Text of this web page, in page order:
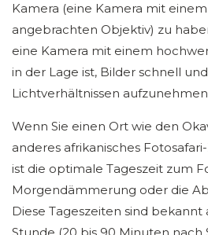
Kamera (eine Kamera mit
angebrachten Objektiv) zu
eine Kamera mit einem
in der Lage ist, Bilder schnell
Lichtverhältnissen
Wenn Sie einen Ort wie den
anderes afrikanisches
ist die optimale Tageszeit zum
Morgendämmerung oder die
Diese Tageszeiten sind bekannt
Stunde (20 bis 90 Minuten